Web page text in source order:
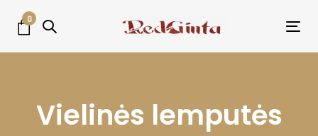
links
0
Vielinės lemputės